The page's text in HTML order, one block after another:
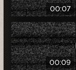
00:07
00:09